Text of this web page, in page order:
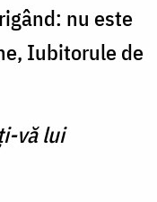
nu este
Iubitorule de
vă lui